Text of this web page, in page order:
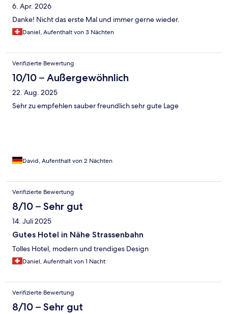
6. Apr. 2026
Danke! Nicht das erste Mal und immer gerne wieder.
Daniel, Aufenthalt von 3 Nächten
Verifizierte Bewertung
10/10 – Außergewöhnlich
22. Aug. 2025
Sehr zu empfehlen sauber freundlich sehr gute Lage
David, Aufenthalt von 2 Nächten
Verifizierte Bewertung
8/10 – Sehr gut
14. Juli 2025
Gutes Hotel in Nähe Strassenbahn
Tolles Hotel, modern und trendiges Design
Daniel, Aufenthalt von 1 Nacht
Verifizierte Bewertung
8/10 – Sehr gut